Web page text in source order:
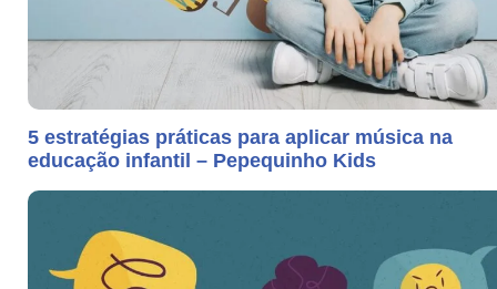
5 estratégias práticas para aplicar música na
educação infantil – Pepequinho Kids